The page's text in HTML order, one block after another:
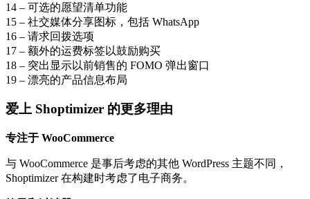
14 – 可选的愿望清单功能
15 – 社交媒体分享图标，包括 WhatsApp
16 – 请求回拨选项
17 – 额外的运费标签以鼓励购买
18 – 突出显示以前销售的 FOMO 弹出窗口
19 – 漂亮的产品信息布局
爱上 Shoptimizer 的更多理由
专注于 WooCommerce
与 WooCommerce 是事后考虑的其他 WordPress 主题不同，
Shoptimizer 在构建时考虑了电子商务。